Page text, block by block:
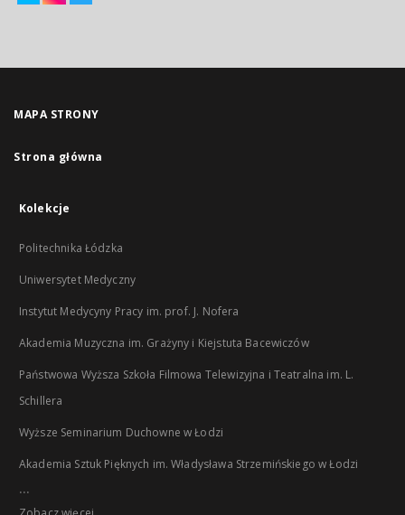
MAPA STRONY
Strona główna
Kolekcje
Politechnika Łódzka
Uniwersytet Medyczny
Instytut Medycyny Pracy im. prof. J. Nofera
Akademia Muzyczna im. Grażyny i Kiejstuta Bacewiczów
Państwowa Wyższa Szkoła Filmowa Telewizyjna i Teatralna im. L.
Schillera
Wyższe Seminarium Duchowne w Łodzi
Akademia Sztuk Pięknych im. Władysława Strzemińskiego w Łodzi
...